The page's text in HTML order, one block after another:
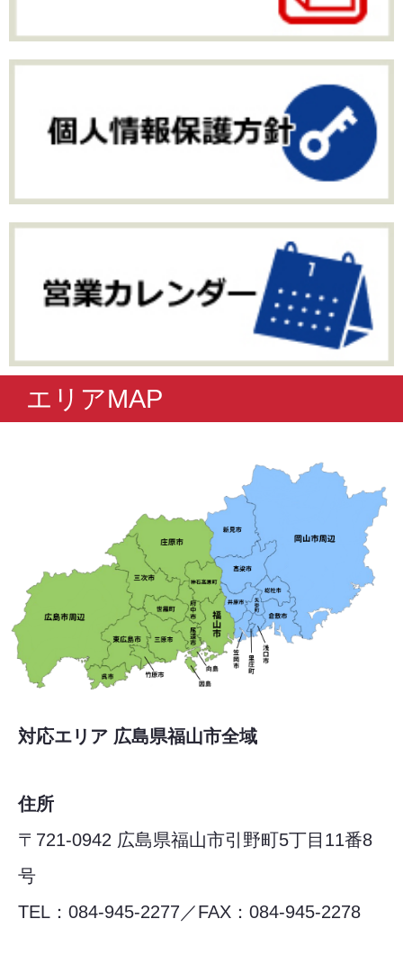
エリアMAP
対応エリア 広島県福山市全域
住所
〒721-0942 広島県福山市引野町5丁目11番8
号
TEL：084-945-2277／FAX：084-945-2278